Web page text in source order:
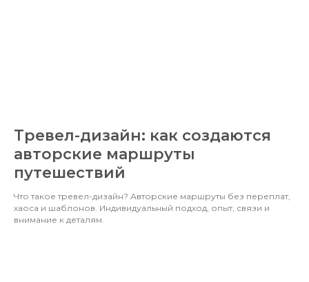
Тревел-дизайн: как создаются
авторские маршруты
путешествий
Что такое тревел-дизайн? Авторские маршруты без переплат,
хаоса и шаблонов. Индивидуальный подход, опыт, связи и
внимание к деталям.